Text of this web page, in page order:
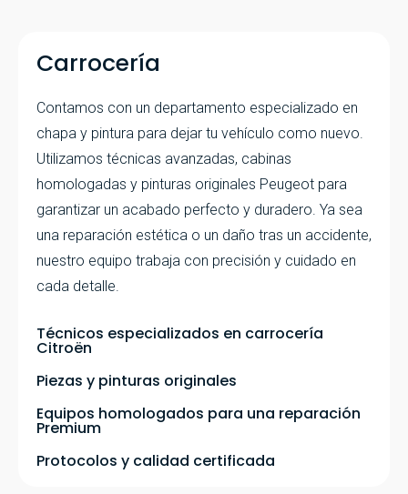
Carrocería
Contamos con un departamento especializado en
chapa y pintura para dejar tu vehículo como nuevo.
Utilizamos técnicas avanzadas, cabinas
homologadas y pinturas originales Peugeot para
garantizar un acabado perfecto y duradero. Ya sea
una reparación estética o un daño tras un accidente,
nuestro equipo trabaja con precisión y cuidado en
cada detalle.
Técnicos especializados en carrocería
Citroën
Piezas y pinturas originales
Equipos homologados para una reparación
Premium
Protocolos y calidad certificada